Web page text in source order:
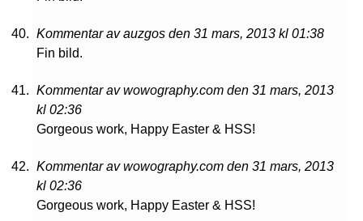
Kommentar av auzgos den 31 mars, 2013 kl 01:38
Fin bild.
Kommentar av wowography.com den 31 mars, 2013
kl 02:36
Gorgeous work, Happy Easter & HSS!
Kommentar av wowography.com den 31 mars, 2013
kl 02:36
Gorgeous work, Happy Easter & HSS!